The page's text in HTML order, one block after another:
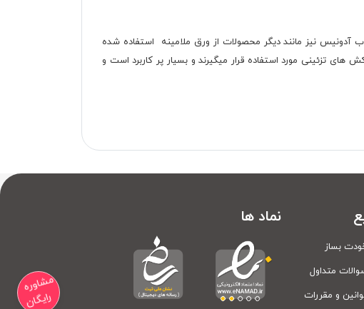
نیز مانند دیگر محصولات از ورق ملامینه استفاده شده
تزئینی مورد استفاده قرار میگیرند و بسیار پر کاربرد است و
بساز
متداول
و مقررات
نماد ها
مشاوره
رایگان